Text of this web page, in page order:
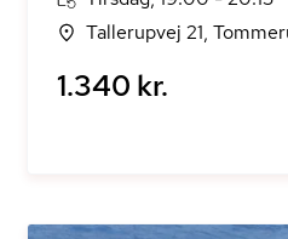
Tallerupvej 21,
1.340 kr.